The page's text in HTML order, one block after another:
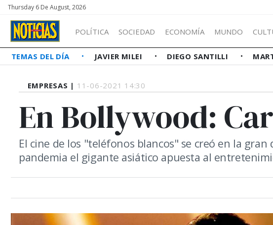
Thursday 6 De August, 2026
POLÍTICA SOCIEDAD ECONOMÍA MUNDO
TEMAS DEL DÍA JAVIER MILEI DIEGO SANTILLI
EMPRESAS | 11-06-2021 14:30
En Bollywood:
El cine de los "teléfonos blancos" se creó en la gran
pandemia el gigante asiático apuesta al